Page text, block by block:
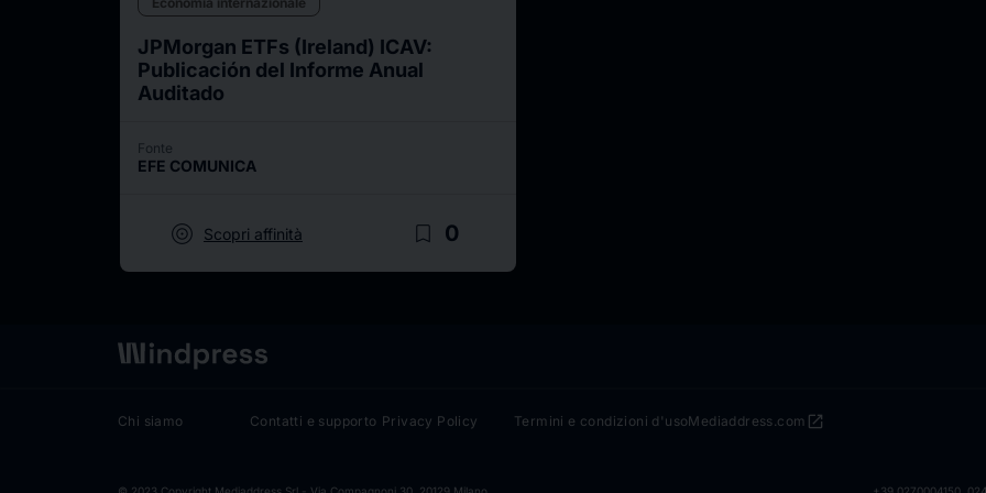
JPMorgan ETFs (Ireland) ICAV:
Publicación del Informe Anual
Auditado
Fonte
EFE COMUNICA
target Scopri affinità bookmark_border 0
Chi siamo Contatti e supporto Privacy Policy Termini e condizioni d'uso open_in_new
Mediaddress.com